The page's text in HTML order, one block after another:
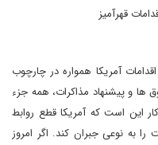
آمریکا همواره در چارچوب
ها و پیشنهاد مذاکرات، همه جزء
این است که آمریکا قطع روابط
انجام داده است را به نوعی جبران کند. اگر امروز